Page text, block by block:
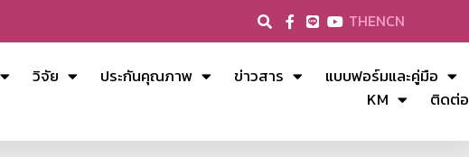
THENCN
วิจัย ประกันคุณภาพ ข่าวสาร
แบบฟอร์มและคู่มือ
KM
ติดต่อ